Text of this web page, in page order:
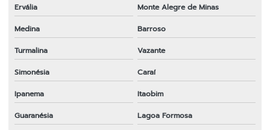
Ervália
Monte Alegre de Minas
Medina
Barroso
Turmalina
Vazante
Simonésia
Caraí
Ipanema
Itaobim
Guaranésia
Lagoa Formosa